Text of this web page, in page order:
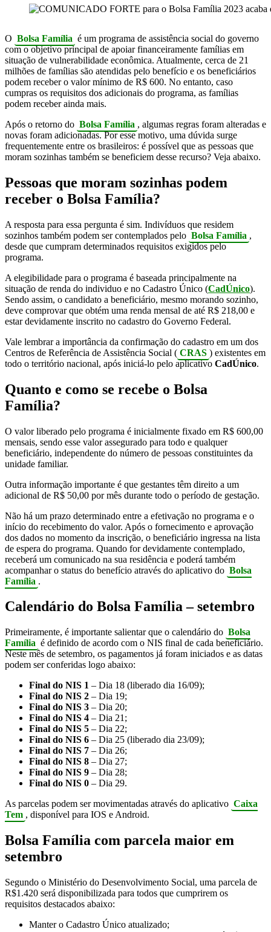
O Bolsa Família é um programa de assistência social do governo
com o objetivo principal de apoiar financeiramente famílias em
situação de vulnerabilidade econômica. Atualmente, cerca de 21
milhões de famílias são atendidas pelo benefício e os beneficiários
podem receber o valor mínimo de R$ 600. No entanto, caso
cumpras os requisitos dos adicionais do programa, as famílias
podem receber ainda mais.
Após o retorno do Bolsa Família , algumas regras foram alteradas e
novas foram adicionadas. Por esse motivo, uma dúvida surge
frequentemente entre os brasileiros: é possível que as pessoas que
moram sozinhas também se beneficiem desse recurso? Veja abaixo.
Pessoas que moram sozinhas podem
receber o Bolsa Família?
A resposta para essa pergunta é sim. Indivíduos que residem
sozinhos também podem ser contemplados pelo Bolsa Família ,
desde que cumpram determinados requisitos exigidos pelo
programa.
A elegibilidade para o programa é baseada principalmente na
situação de renda do individuo e no Cadastro Único (CadÚnico).
Sendo assim, o candidato a beneficiário, mesmo morando sozinho,
deve comprovar que obtém uma renda mensal de até R$ 218,00 e
estar devidamente inscrito no cadastro do Governo Federal.
Vale lembrar a importância da confirmação do cadastro em um dos
Centros de Referência de Assistência Social ( CRAS ) existentes em
todo o território nacional, após iniciá-lo pelo aplicativo CadÚnico.
Quanto e como se recebe o Bolsa
Família?
O valor liberado pelo programa é inicialmente fixado em R$ 600,00
mensais, sendo esse valor assegurado para todo e qualquer
beneficiário, independente do número de pessoas constituintes da
unidade familiar.
Outra informação importante é que gestantes têm direito a um
adicional de R$ 50,00 por mês durante todo o período de gestação.
Não há um prazo determinado entre a efetivação no programa e o
início do recebimento do valor. Após o fornecimento e aprovação
dos dados no momento da inscrição, o beneficiário ingressa na lista
de espera do programa. Quando for devidamente contemplado,
receberá um comunicado na sua residência e poderá também
acompanhar o status do benefício através do aplicativo do Bolsa
Família .
Calendário do Bolsa Família – setembro
Primeiramente, é importante salientar que o calendário do Bolsa
Família é definido de acordo com o NIS final de cada beneficiário.
Neste mês de setembro, os pagamentos já foram iniciados e as datas
podem ser conferidas logo abaixo:
Final do NIS 1 – Dia 18 (liberado dia 16/09);
Final do NIS 2 – Dia 19;
Final do NIS 3 – Dia 20;
Final do NIS 4 – Dia 21;
Final do NIS 5 – Dia 22;
Final do NIS 6 – Dia 25 (liberado dia 23/09);
Final do NIS 7 – Dia 26;
Final do NIS 8 – Dia 27;
Final do NIS 9 – Dia 28;
Final do NIS 0 – Dia 29.
As parcelas podem ser movimentadas através do aplicativo Caixa
Tem , disponível para IOS e Android.
Bolsa Família com parcela maior em
setembro
Segundo o Ministério do Desenvolvimento Social, uma parcela de
R$1.420 será disponibilizada para todos que cumprirem os
requisitos destacados abaixo:
Manter o Cadastro Único atualizado;